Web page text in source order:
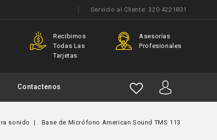
Servicio al Cliente: 320 4221831
Recibimos
Todas Las
Tarjetas
Asesorías
Profesionales
Contactenos
sonido Base de Micrófono American Sound TMS 113